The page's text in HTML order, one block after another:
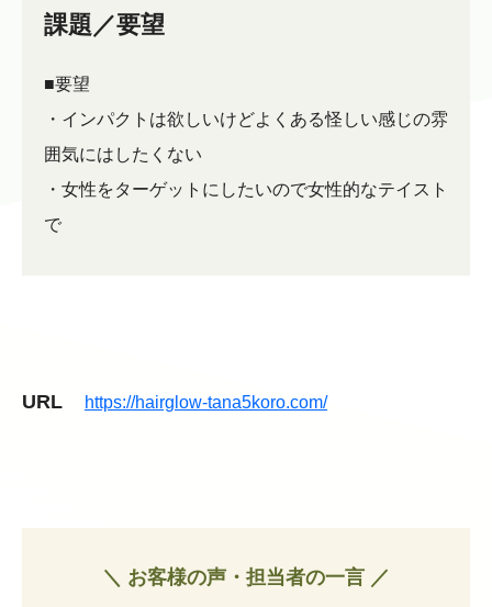
課題／要望
■要望
・インパクトは欲しいけどよくある怪しい感じの雰
囲気にはしたくない
・女性をターゲットにしたいので女性的なテイスト
で
URL https://hairglow-tana5koro.com/
＼ お客様の声・担当者の一言 ／